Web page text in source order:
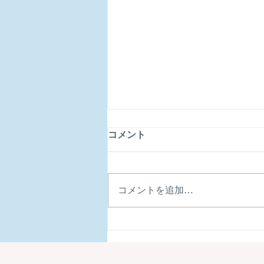
コメント
コメントを追加…